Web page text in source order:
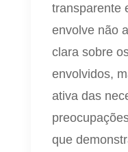
transparente
envolve não
clara sobre
envolvidos,
ativa das
que